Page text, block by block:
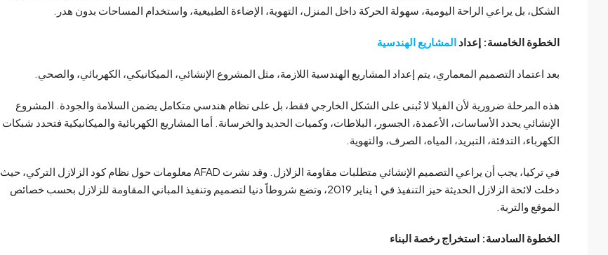
الشكل، بل يراعي الراحة اليومية، سهولة الحركة داخل المنزل، التهوية، الإضاءة الطبيعية، واستخدام المساحات بدون هدر.
الخطوة الخامسة: إعداد المشاريع الهندسية
بعد اعتماد التصميم المعماري، يتم إعداد المشاريع الهندسية اللازمة، مثل المشروع الإنشائي، الميكانيكي، الكهربائي، والصحي.
هذه المرحلة ضرورية لأن الفيلا لا تُبنى على الشكل الخارجي فقط، بل على نظام هندسي متكامل يضمن السلامة والجودة. المشروع
الإنشائي يحدد الأساسات، الأعمدة، الجسور، البلاطات، وكميات الحديد والخرسانة. أما المشاريع الكهربائية والميكانيكية فتحدد شبكات
الكهرباء، التدفئة، التبريد، المياه، الصرف، والتهوية.
في تركيا، يجب أن يراعي التصميم الإنشائي متطلبات مقاومة الزلازل. وقد نشرت AFAD معلومات حول نظام كود الزلازل التركي، حيث
دخلت لائحة الزلازل الحديثة حيز التنفيذ في 1 يناير 2019، وتضع شروطاً دنيا لتصميم وتنفيذ المباني المقاومة للزلازل بحسب خصائص
الموقع والتربة.
الخطوة السادسة: استخراج رخصة البناء